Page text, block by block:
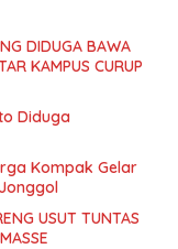
DIDUGA BAWA
KAMPUS CURUP
Diduga
Kompak Gelar
USUT TUNTAS